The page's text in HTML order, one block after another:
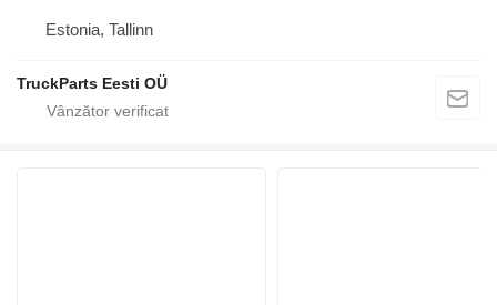
Estonia, Tallinn
TruckParts Eesti OÜ